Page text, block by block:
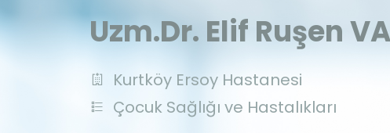
Uzm.Dr. Elif Ruşen
Kurtköy Ersoy Hastanesi
Çocuk Sağlığı ve Hastalıkları